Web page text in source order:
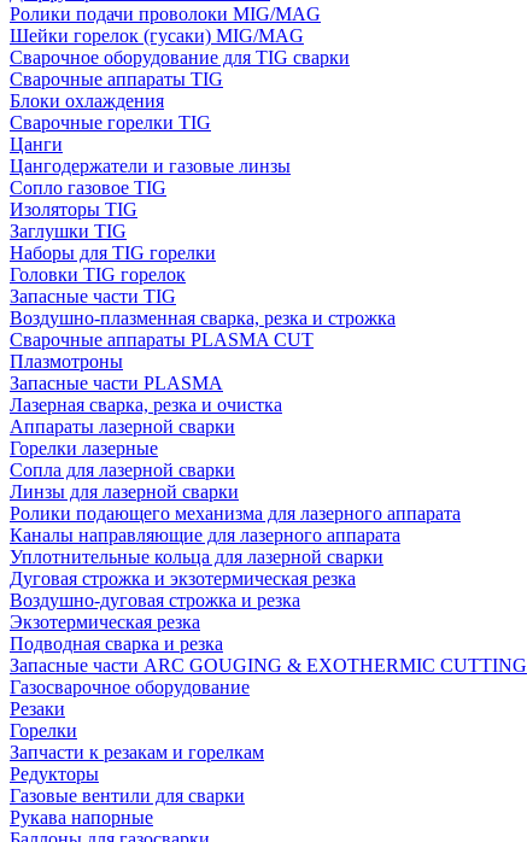
Ролики подачи проволоки MIG/MAG
Шейки горелок (гусаки) MIG/MAG
Сварочное оборудование для TIG сварки
Сварочные аппараты TIG
Блоки охлаждения
Сварочные горелки TIG
Цанги
Цангодержатели и газовые линзы
Сопло газовое TIG
Изоляторы TIG
Заглушки TIG
Наборы для TIG горелки
Головки TIG горелок
Запасные части TIG
Воздушно-плазменная сварка, резка и строжка
Сварочные аппараты PLASMA CUT
Плазмотроны
Запасные части PLASMA
Лазерная сварка, резка и очистка
Аппараты лазерной сварки
Горелки лазерные
Сопла для лазерной сварки
Линзы для лазерной сварки
Ролики подающего механизма для лазерного аппарата
Каналы направляющие для лазерного аппарата
Уплотнительные кольца для лазерной сварки
Дуговая строжка и экзотермическая резка
Воздушно-дуговая строжка и резка
Экзотермическая резка
Подводная сварка и резка
Запасные части ARC GOUGING & EXOTHERMIC CUTTING
Газосварочное оборудование
Резаки
Горелки
Запчасти к резакам и горелкам
Редукторы
Газовые вентили для сварки
Рукава напорные